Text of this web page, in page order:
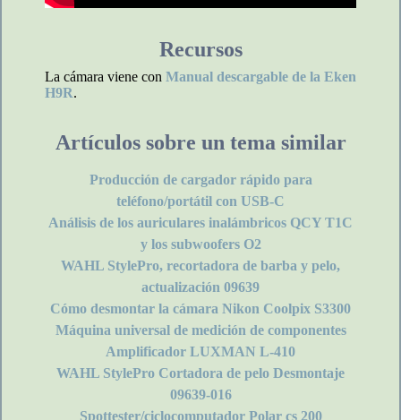
Recursos
La cámara viene con Manual descargable de la Eken
H9R.
Artículos sobre un tema similar
Producción de cargador rápido para
teléfono/portátil con USB-C
Análisis de los auriculares inalámbricos QCY T1C
y los subwoofers O2
WAHL StylePro, recortadora de barba y pelo,
actualización 09639
Cómo desmontar la cámara Nikon Coolpix S3300
Máquina universal de medición de componentes
Amplificador LUXMAN L-410
WAHL StylePro Cortadora de pelo Desmontaje
09639-016
Spottester/ciclocomputador Polar cs 200